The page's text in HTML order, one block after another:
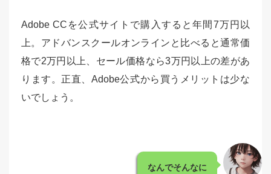
Adobe CCを公式サイトで購入すると年間7万円以
上。アドバンスクールオンラインと比べると通常価
格で2万円以上、セール価格なら3万円以上の差があ
ります。正直、Adobe公式から買うメリットは少な
いでしょう。
なんでそんなに